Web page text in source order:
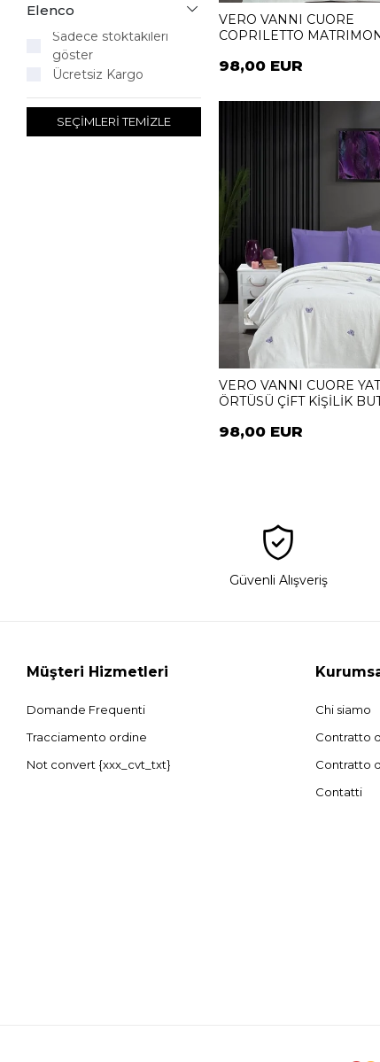
Elenco
Sadece stoktakileri
göster
Ücretsiz Kargo
SEÇİMLERİ TEMİZLE
VERO VANNI CUORE
COPRILETTO
98,00 EUR
VERO VANNI CUORE
ÖRTÜSÜ ÇİFT KİŞİLİK
98,00 EUR
Güvenli Alışveriş
Müşteri Hizmetleri
Domande Frequenti
Tracciamento ordine
Not convert {xxx_cvt_txt}
Chi siamo
Contratto
Contratto
Contatti